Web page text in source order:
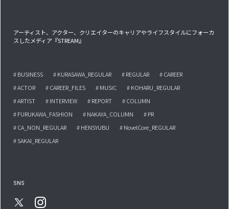
アーティスト、アクター、クリエイターのキャリアやライフスタイルにフォーカ
スしたメディア『STREAM』
# BUSINESS # KURASAWA_REGULAR # REGULAR
# CAREER
# ACTOR
# CAREER_FILES # MUSIC
# KOHARU_REGULAR
# ARTIST
# INTERVIEW # REPORT
# COLUMN
# FURUKAWA_FASHION
# NAKAYA_COLUMN
# PR
# CA_NON_REGULAR
# HENSYUBU
# NovelCore_REGULAR
# SAKAI_REGULAR
SNS